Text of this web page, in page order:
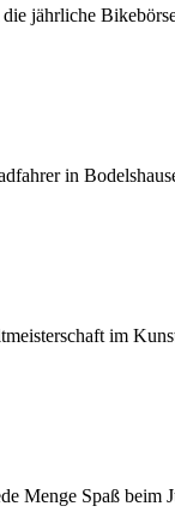
jährliche
in
im
Menge Spaß